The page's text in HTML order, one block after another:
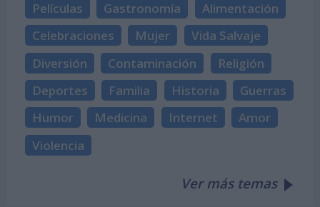
Películas
Gastronomía
Alimentación
Celebraciones
Mujer
Vida Salvaje
Diversión
Contaminación
Religión
Deportes
Familia Historia
Guerras
Humor
Medicina Internet
Amor
Violencia
Ver más temas